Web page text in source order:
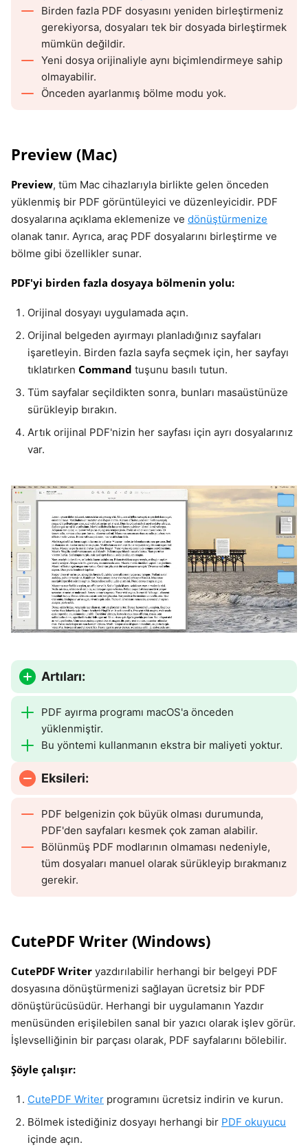
Birden fazla PDF dosyasını yeniden birleştirmeniz
gerekiyorsa, dosyaları tek bir dosyada birleştirmek
mümkün değildir.
Yeni dosya orijinaliyle aynı biçimlendirmeye sahip
olmayabilir.
Önceden ayarlanmış bölme modu yok.
Preview (Mac)
Preview, tüm Mac cihazlarıyla birlikte gelen önceden
yüklenmiş bir PDF görüntüleyici ve düzenleyicidir. PDF
dosyalarına açıklama eklemenize ve dönüştürmenize
olanak tanır. Ayrıca, araç PDF dosyalarını birleştirme ve
bölme gibi özellikler sunar.
PDF'yi birden fazla dosyaya bölmenin yolu:
Orijinal dosyayı uygulamada açın.
Orijinal belgeden ayırmayı planladığınız sayfaları
işaretleyin. Birden fazla sayfa seçmek için, her sayfayı
tıklatırken Command tuşunu basılı tutun.
Tüm sayfalar seçildikten sonra, bunları masaüstünüze
sürükleyip bırakın.
Artık orijinal PDF'nizin her sayfası için ayrı dosyalarınız
var.
Artıları:
PDF ayırma programı macOS'a önceden
yüklenmiştir.
Bu yöntemi kullanmanın ekstra bir maliyeti yoktur.
Eksileri:
PDF belgenizin çok büyük olması durumunda,
PDF'den sayfaları kesmek çok zaman alabilir.
Bölünmüş PDF modlarının olmaması nedeniyle,
tüm dosyaları manuel olarak sürükleyip bırakmanız
gerekir.
CutePDF Writer (Windows)
CutePDF Writer yazdırılabilir herhangi bir belgeyi PDF
dosyasına dönüştürmenizi sağlayan ücretsiz bir PDF
dönüştürücüsüdür. Herhangi bir uygulamanın Yazdır
menüsünden erişilebilen sanal bir yazıcı olarak işlev görür.
İşlevselliğinin bir parçası olarak, PDF sayfalarını bölebilir.
Şöyle çalışır:
CutePDF Writer programını ücretsiz indirin ve kurun.
Bölmek istediğiniz dosyayı herhangi bir PDF okuyucu
içinde açın.